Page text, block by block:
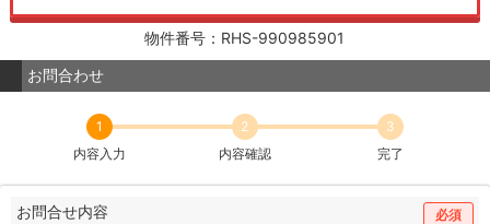
物件番号：RHS-990985901
お問合わせ
1
内容入力
2
内容確認
3
完了
お問合せ内容 必須